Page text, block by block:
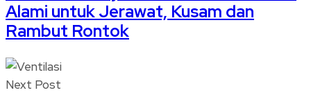
Alami untuk Jerawat, Kusam dan
Rambut Rontok
Next Post